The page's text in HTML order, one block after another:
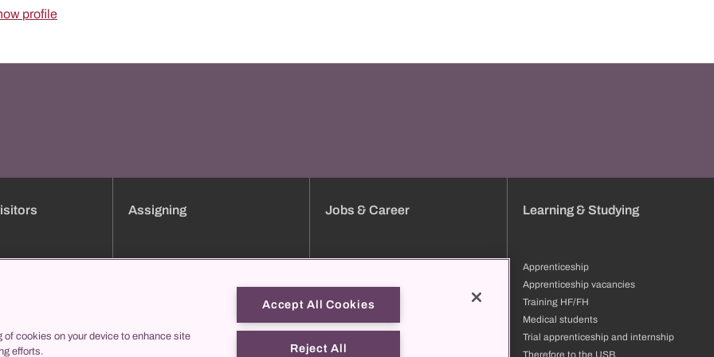
profile
Assigning
collegis
Jobs & Career
Application
Training & development
Contact us
Learning & Studying
Apprenticeship
Apprenticeship vacancies
Training HF/FH
Medical students
Trial apprenticeship and internship
Therefore to the USB
of cookies on your device to enhance site
efforts.
Accept All Cookies
Reject All